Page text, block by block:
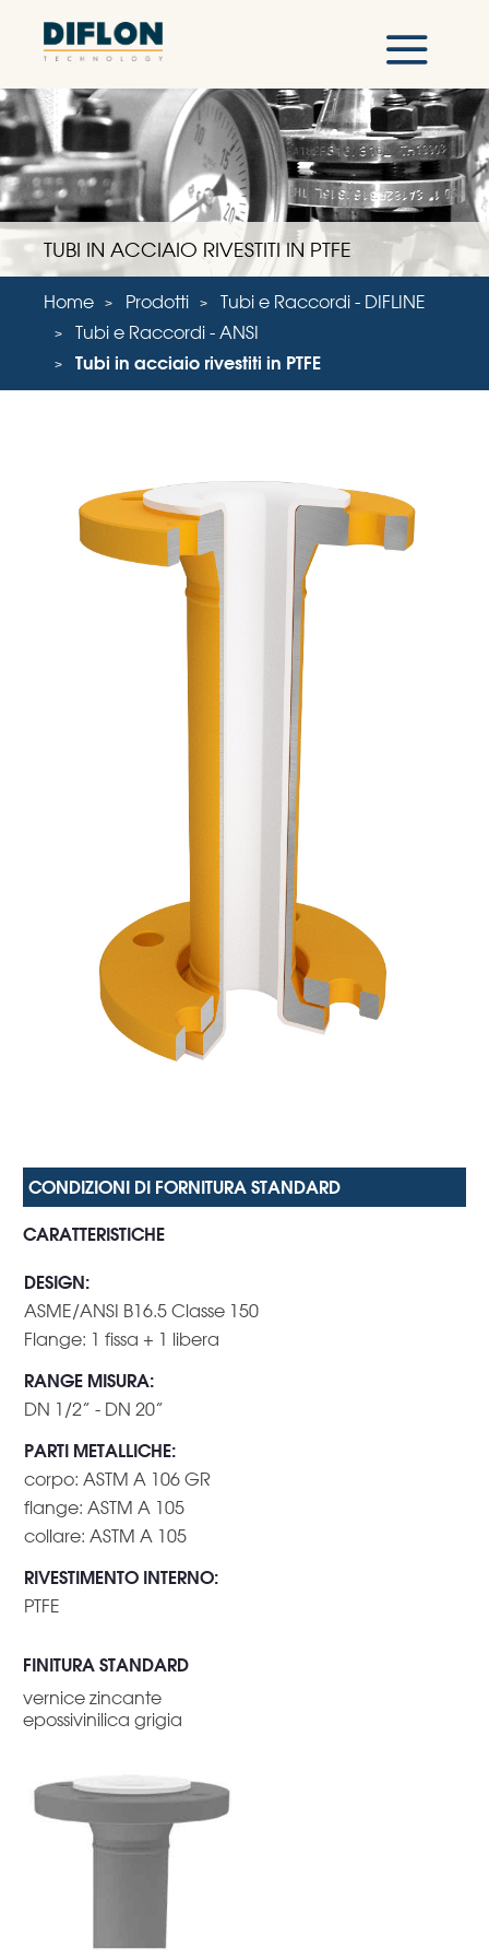
TUBI IN ACCIAIO RIVESTITI IN PTFE
Home Prodotti
Tubi e Raccordi - DIFLINE
Tubi e Raccordi - ANSI
Tubi in acciaio rivestiti in PTFE
CARATTERISTICHE
DESIGN:
ASME/ANSI B16.5 Classe 150
Flange: 1 fissa + 1 libera
RANGE MISURA:
DN 1/2” - DN 20”
PARTI METALLICHE:
corpo: ASTM A 106 GR
flange: ASTM A 105
collare: ASTM A 105
RIVESTIMENTO INTERNO:
PTFE
FINITURA STANDARD
vernice zincante
epossivinilica grigia